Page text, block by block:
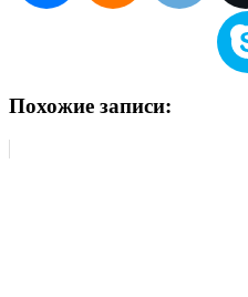
Похожие записи: